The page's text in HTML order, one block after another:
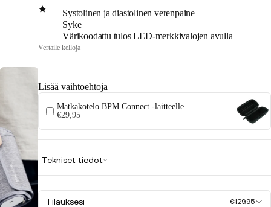
Systolinen ja diastolinen verenpaine
Syke
Värikoodattu tulos LED-merkkivalojen avulla
Vertaile kelloja
Lisää vaihtoehtoja
Matkakotelo BPM Connect -laitteelle
€29,95
Tekniset tiedot
Tilauksesi €129,95